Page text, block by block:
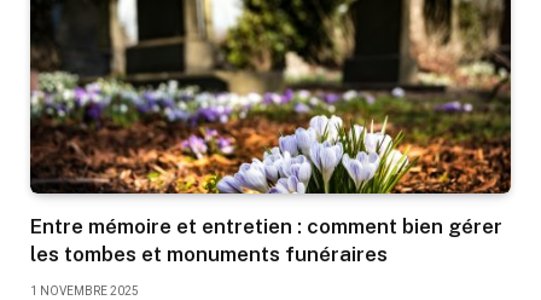
Entre mémoire et entretien : comment bien gérer
les tombes et monuments funéraires
1 NOVEMBRE 2025